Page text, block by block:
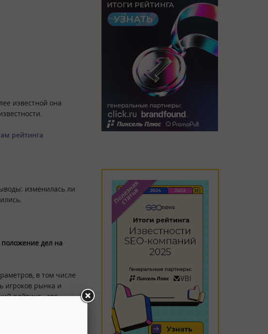
известной она
рейтинга
изменилась ли
дел на
в том числе
игроков рынка и
рейтинг - это